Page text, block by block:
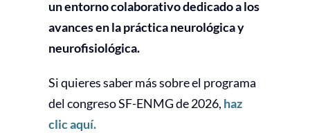
un entorno colaborativo dedicado a los
avances en la práctica neurológica y
neurofisiológica.
Si quieres saber más sobre el programa
del congreso SF-ENMG de 2026, haz
clic aquí.